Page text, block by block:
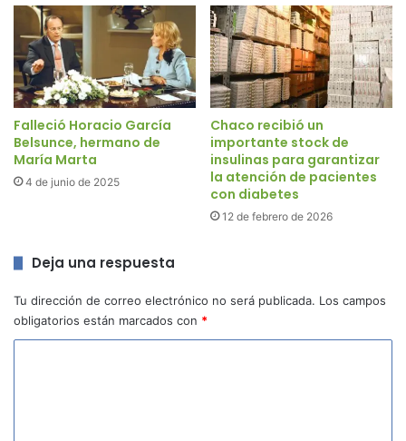
Falleció Horacio García
Belsunce, hermano de
María Marta
4 de junio de 2025
Chaco recibió un
importante stock de
insulinas para garantizar
la atención de pacientes
con diabetes
12 de febrero de 2026
Deja una respuesta
Tu dirección de correo electrónico no será publicada. Los campos
obligatorios están marcados con *